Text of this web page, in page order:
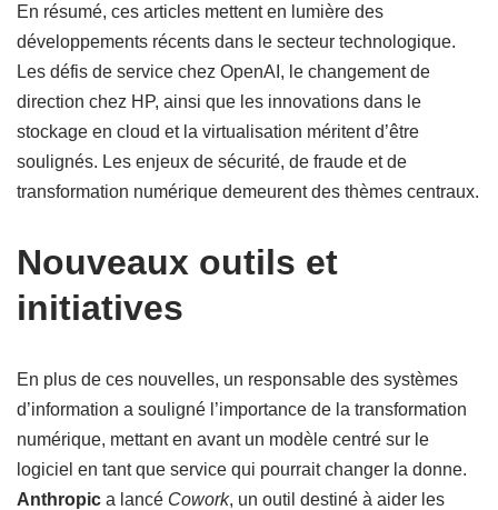
En résumé, ces articles mettent en lumière des
développements récents dans le secteur technologique.
Les défis de service chez OpenAI, le changement de
direction chez HP, ainsi que les innovations dans le
stockage en cloud et la virtualisation méritent d’être
soulignés. Les enjeux de sécurité, de fraude et de
transformation numérique demeurent des thèmes centraux.
Nouveaux outils et
initiatives
En plus de ces nouvelles, un responsable des systèmes
d’information a souligné l’importance de la transformation
numérique, mettant en avant un modèle centré sur le
logiciel en tant que service qui pourrait changer la donne.
Anthropic a lancé Cowork, un outil destiné à aider les